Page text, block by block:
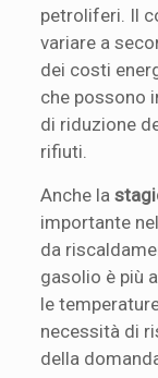
petroliferi. Il
variare a
dei costi
che possono
di riduzione
rifiuti.
Anche la
importante
da
gasolio è più
le
necessità di
della